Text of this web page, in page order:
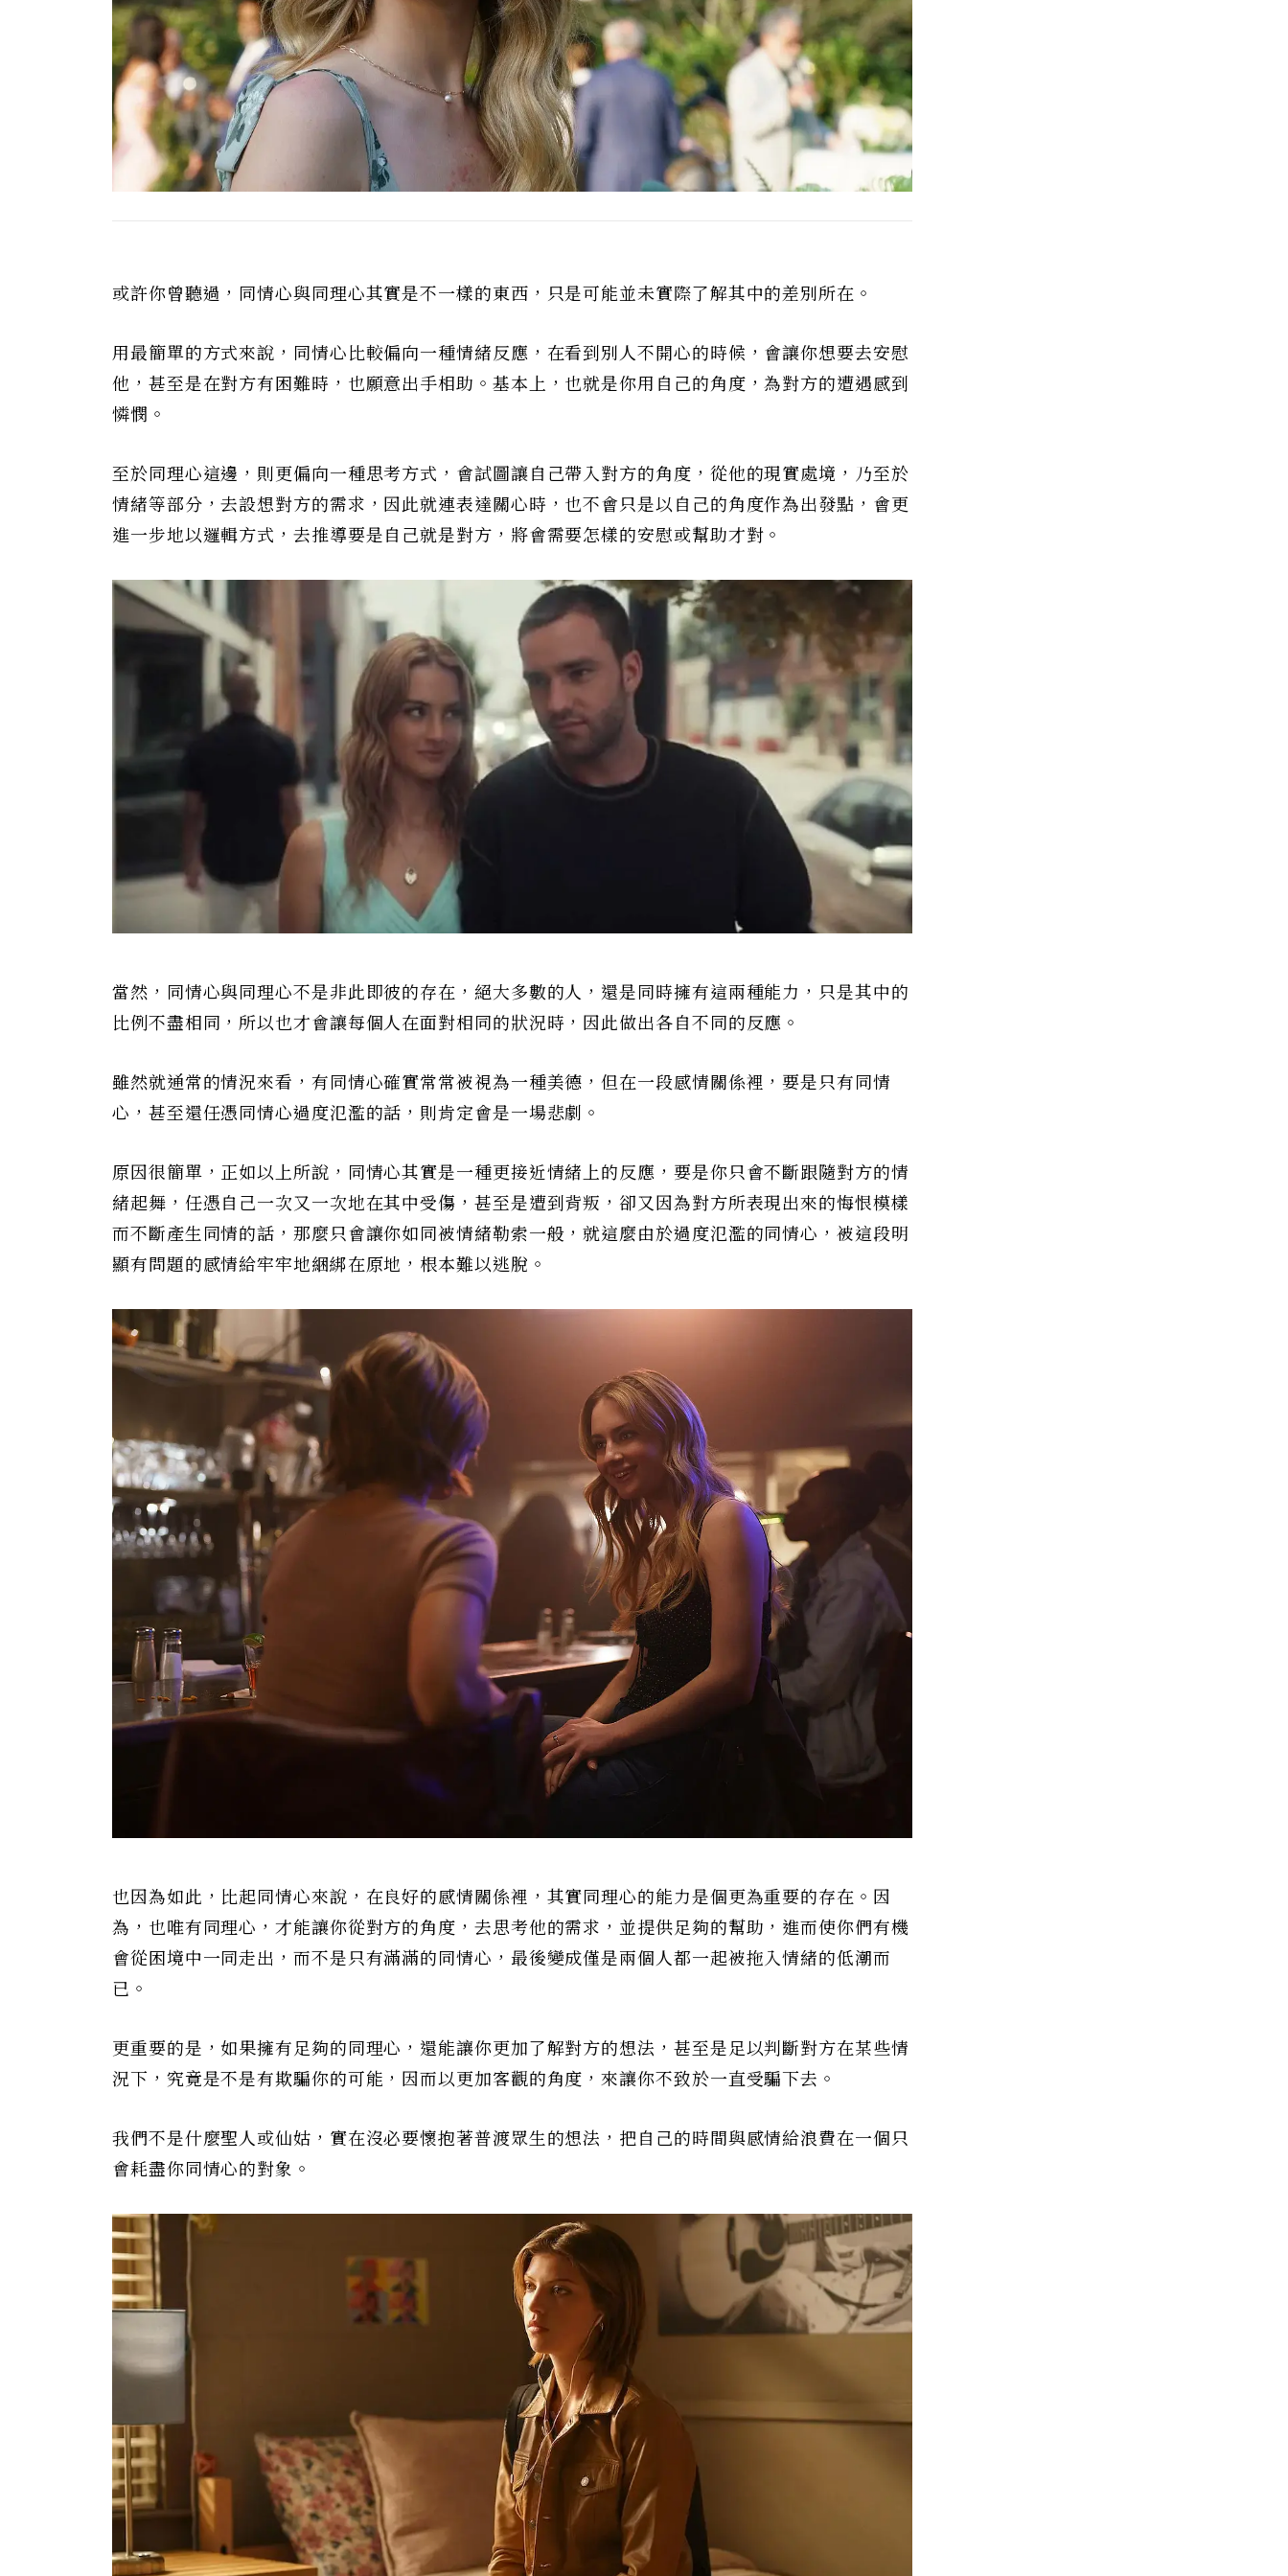
或許你曾聽過，同情心與同理心其實是不一樣的東西，只是可能並未實際了解其中的差別所在。
用最簡單的方式來說，同情心比較偏向一種情緒反應，在看到別人不開心的時候，會讓你想要去安慰
他，甚至是在對方有困難時，也願意出手相助。基本上，也就是你用自己的角度，為對方的遭遇感到
憐憫。
至於同理心這邊，則更偏向一種思考方式，會試圖讓自己帶入對方的角度，從他的現實處境，乃至於
情緒等部分，去設想對方的需求，因此就連表達關心時，也不會只是以自己的角度作為出發點，會更
進一步地以邏輯方式，去推導要是自己就是對方，將會需要怎樣的安慰或幫助才對。
當然，同情心與同理心不是非此即彼的存在，絕大多數的人，還是同時擁有這兩種能力，只是其中的
比例不盡相同，所以也才會讓每個人在面對相同的狀況時，因此做出各自不同的反應。
雖然就通常的情況來看，有同情心確實常常被視為一種美德，但在一段感情關係裡，要是只有同情
心，甚至還任憑同情心過度氾濫的話，則肯定會是一場悲劇。
原因很簡單，正如以上所說，同情心其實是一種更接近情緒上的反應，要是你只會不斷跟隨對方的情
緒起舞，任憑自己一次又一次地在其中受傷，甚至是遭到背叛，卻又因為對方所表現出來的悔恨模樣
而不斷產生同情的話，那麼只會讓你如同被情緒勒索一般，就這麼由於過度氾濫的同情心，被這段明
顯有問題的感情給牢牢地綑綁在原地，根本難以逃脫。
也因為如此，比起同情心來說，在良好的感情關係裡，其實同理心的能力是個更為重要的存在。因
為，也唯有同理心，才能讓你從對方的角度，去思考他的需求，並提供足夠的幫助，進而使你們有機
會從困境中一同走出，而不是只有滿滿的同情心，最後變成僅是兩個人都一起被拖入情緒的低潮而
已。
更重要的是，如果擁有足夠的同理心，還能讓你更加了解對方的想法，甚至是足以判斷對方在某些情
況下，究竟是不是有欺騙你的可能，因而以更加客觀的角度，來讓你不致於一直受騙下去。
我們不是什麼聖人或仙姑，實在沒必要懷抱著普渡眾生的想法，把自己的時間與感情給浪費在一個只
會耗盡你同情心的對象。